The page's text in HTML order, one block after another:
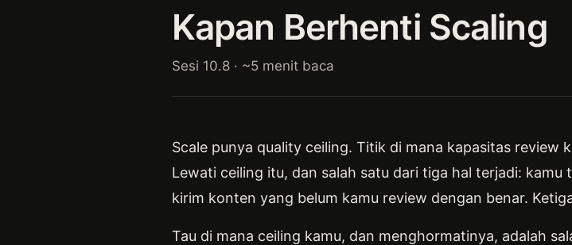
Kapan Berhenti Scaling
Sesi 10.8 · ~5 menit baca
Scale punya quality ceiling. Titik di mana kapasitas review
Lewati ceiling itu, dan salah satu dari tiga hal terjadi:
kirim konten yang belum kamu review dengan benar.
Tau di mana ceiling kamu, dan menghormatinya, adalah